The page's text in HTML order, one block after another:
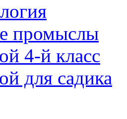
промыслы
4-й класс
для садика